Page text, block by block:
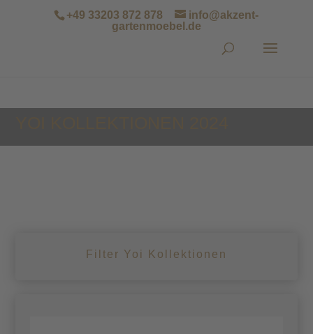
+49 33203 872 878
info@akzent-
gartenmoebel.de
Filter Yoi Kollektionen